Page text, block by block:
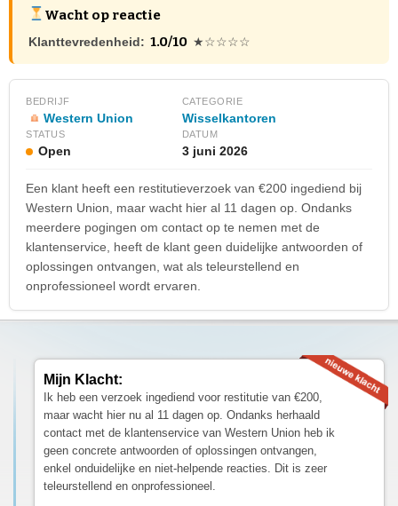
Wacht op reactie
Klanttevredenheid: 1.0/10 ★☆☆☆☆
BEDRIJF
Western Union
CATEGORIE
Wisselkantoren
STATUS
Open
DATUM
3 juni 2026
Een klant heeft een restitutieverzoek van €200 ingediend bij
Western Union, maar wacht hier al 11 dagen op. Ondanks
meerdere pogingen om contact op te nemen met de
klantenservice, heeft de klant geen duidelijke antwoorden of
oplossingen ontvangen, wat als teleurstellend en
onprofessioneel wordt ervaren.
Mijn Klacht:
Ik heb een verzoek ingediend voor restitutie van €200,
maar wacht hier nu al 11 dagen op. Ondanks herhaald
contact met de klantenservice van Western Union heb ik
geen concrete antwoorden of oplossingen ontvangen,
enkel onduidelijke en niet-helpende reacties. Dit is zeer
teleurstellend en onprofessioneel.